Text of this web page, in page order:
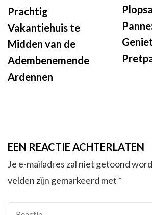
Prachtig
Vakantiehuis te
Midden van de
Adembenemende
Ardennen
EEN REACTIE ACHTERLATEN
Je e-mailadres zal niet getoond
velden zijn gemarkeerd met *